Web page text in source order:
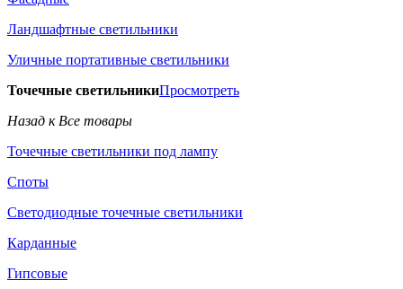
Ландшафтные светильники
Уличные портативные светильники
Точечные светильникиПросмотреть
Назад к Все товары
Точечные светильники под лампу
Споты
Светодиодные точечные светильники
Карданные
Гипсовые